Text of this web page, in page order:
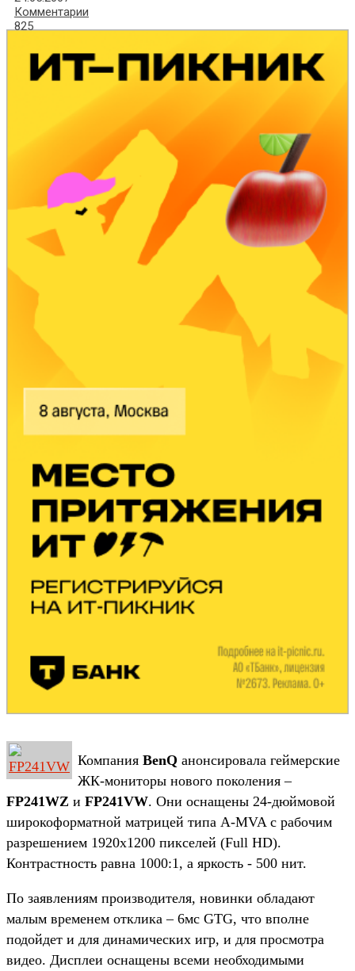
Комментарии
825
Компания BenQ анонсировала геймерские
ЖК-мониторы нового поколения –
FP241WZ и FP241VW. Они оснащены 24-дюймовой
широкоформатной матрицей типа A-MVA с рабочим
разрешением 1920x1200 пикселей (Full HD).
Контрастность равна 1000:1, а яркость - 500 нит.
По заявлениям производителя, новинки обладают
малым временем отклика – 6мс GTG, что вполне
подойдет и для динамических игр, и для просмотра
видео. Дисплеи оснащены всеми необходимыми